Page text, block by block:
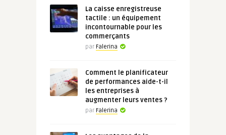
La caisse enregistreuse
tactile : un équipement
incontournable pour les
commerçants
par Falerina
Comment le planificateur
de performances aide-t-il
les entreprises à
augmenter leurs ventes ?
par Falerina